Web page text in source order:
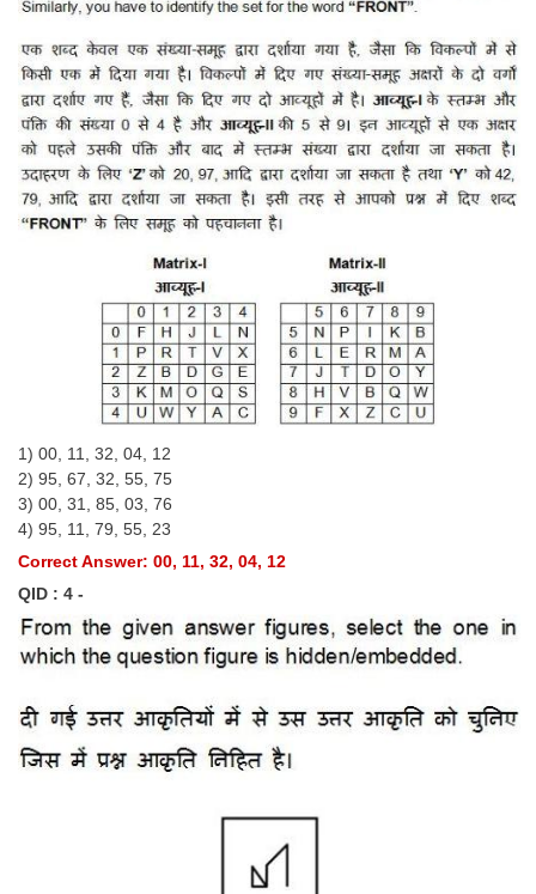
Delhi Police Constables
FCI Exam
CAPF / Delhi Police - SI (CPO)
SSC Exam Vacancies
Scientific Assistant Exam
ACIO (IB) Exam
MTS Exam Papers
MTS Study Notes
मल्टीटास्किंग : Hindi Notes
1) 00, 11, 32, 04, 12
2) 95, 67, 32, 55, 75
3) 00, 31, 85, 03, 76
4) 95, 11, 79, 55, 23
Correct Answer: 00, 11, 32, 04, 12
QID : 4 -